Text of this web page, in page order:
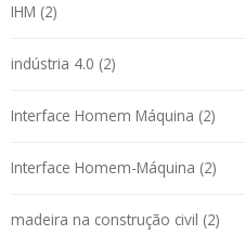
IHM (2)
indústria 4.0 (2)
Interface Homem Máquina (2)
Interface Homem-Máquina (2)
madeira na construção civil (2)